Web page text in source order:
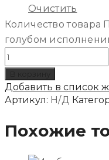
Очистить
Количество товара
голубом
Добавить в список
Артикул: Н/Д
Похожие